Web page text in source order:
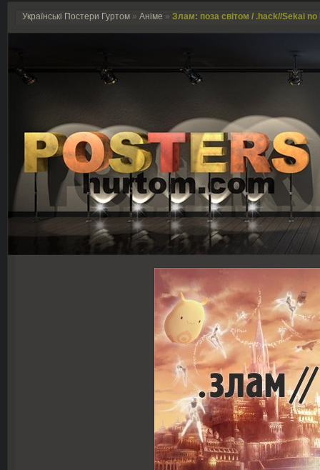
Українські Постери Гуртом » Аніме » Злам: поза світом / .hack//Sekai no